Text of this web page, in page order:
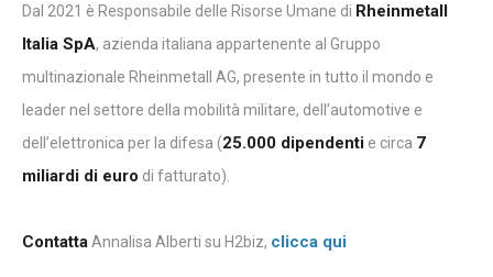
Dal 2021 è Responsabile delle Risorse Umane di Rheinmetall
Italia SpA, azienda italiana appartenente al Gruppo
multinazionale Rheinmetall AG, presente in tutto il mondo e
leader nel settore della mobilità militare, dell’automotive e
dell’elettronica per la difesa (25.000 dipendenti e circa 7
miliardi di euro di fatturato).
ContattaAnnalisa Alberti su H2biz, clicca qui